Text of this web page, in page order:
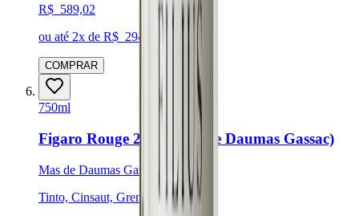
R$ 589,02
ou até 2x de R$ 294,51
COMPRAR
750ml
Figaro Rouge 2023 (Mas de Daumas Gassac)
Mas de Daumas Gassac
Tinto, Cinsaut, Grenache Noir